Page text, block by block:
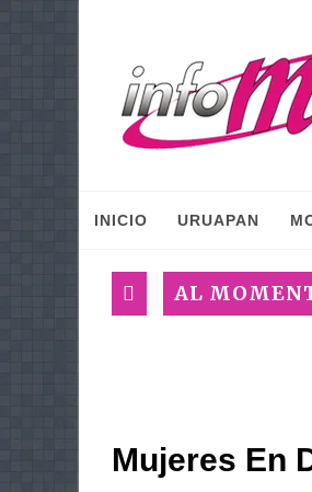
INICIO URUAPAN
AL
Mujeres En